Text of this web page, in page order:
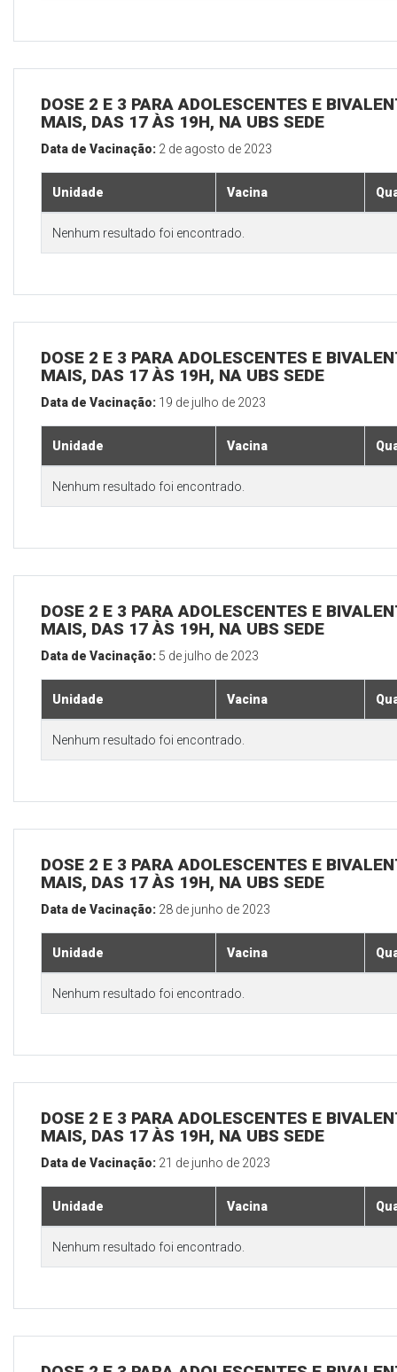
DOSE 2 E 3 PARA ADOLESCENTES E
MAIS, DAS 17 ÀS 19H, NA UBS SEDE
Data de Vacinação: 2 de agosto de 2023
Unidade Vacina
Nenhum resultado foi encontrado.
DOSE 2 E 3 PARA ADOLESCENTES E
MAIS, DAS 17 ÀS 19H, NA UBS SEDE
Data de Vacinação: 19 de julho de 2023
Unidade Vacina
Nenhum resultado foi encontrado.
DOSE 2 E 3 PARA ADOLESCENTES E
MAIS, DAS 17 ÀS 19H, NA UBS SEDE
Data de Vacinação: 5 de julho de 2023
Unidade Vacina
Nenhum resultado foi encontrado.
DOSE 2 E 3 PARA ADOLESCENTES E
MAIS, DAS 17 ÀS 19H, NA UBS SEDE
Data de Vacinação: 28 de junho de 2023
Unidade Vacina
Nenhum resultado foi encontrado.
DOSE 2 E 3 PARA ADOLESCENTES E
MAIS, DAS 17 ÀS 19H, NA UBS SEDE
Data de Vacinação: 21 de junho de 2023
Unidade Vacina
Nenhum resultado foi encontrado.